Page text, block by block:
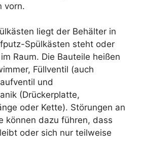
vorn.
liegt der Behälter in
Spülkästen steht oder
Raum. Die Bauteile heißen
Füllventil (auch
und
(Drückerplatte,
oder Kette). Störungen an
können dazu führen, dass
oder sich nur teilweise